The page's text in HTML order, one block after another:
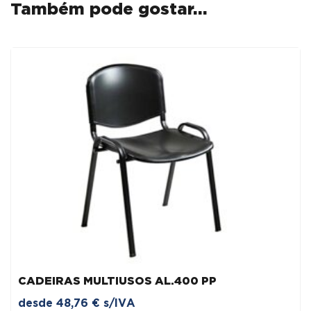
PEREIRA
Também pode gostar…
CADEIRAS MULTIUSOS AL.400 PP
desde 48,76 € s/IVA